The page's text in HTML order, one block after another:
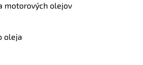
motorových olejov
oleja